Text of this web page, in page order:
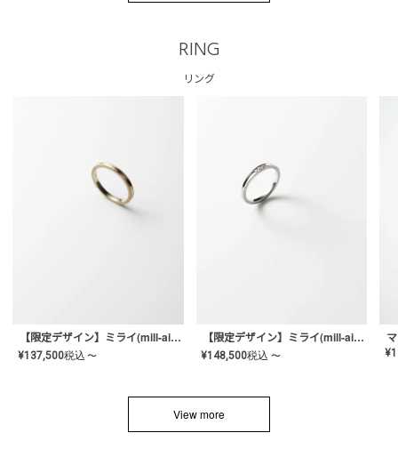
RING
リング
【限定デザイン】ミライ(mill-ai)リング
¥137,500税込 〜
【限定デザイン】ミライ(mill-ai)リング
¥148,500税込 〜 ¥
View more